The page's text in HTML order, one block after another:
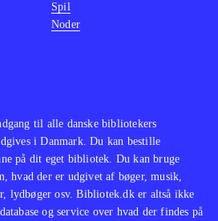
til alle danske bibliotekers
i Danmark. Du kan bestille
på dit eget bibliotek. Du kan bruge
hvad der er udgivet af bøger, musik,
lydbøger osv. Bibliotek.dk er altså ikke
og service over hvad der findes på
Spil
Noder